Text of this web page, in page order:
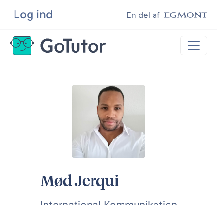
Log ind En del af
Søg
Lektiehjælp
Mød Jerqui